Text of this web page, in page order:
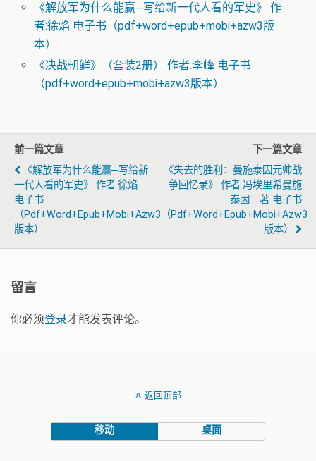
《解放军为什么能赢─写给新一代人看的军史》 作
者:徐焰 电子书（pdf+word+epub+mobi+azw3版
本）
《决战朝鲜》（套装2册） 作者:李峰 电子书
（pdf+word+epub+mobi+azw3版本）
前一篇文章
《解放军为什么能赢─写给新
一代人看的军史》 作者:徐焰
电子书
（pdf+word+epub+mobi+azw3
版本）
下一篇文章
《失去的胜利：曼施泰因元帅战
争回忆录》 作者:冯埃里希曼施
泰因 著 电子书
（pdf+word+epub+mobi+azw3
版本）
留言
你必须登录才能发表评论。
返回顶部
移动 桌面